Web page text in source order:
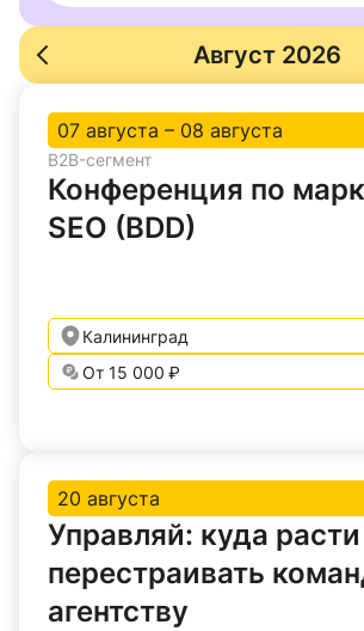
Август 2026
07 августа – 08 августа
B2B-сегмент
Конференция по
SEO (BDD)
Калининград
От 15 000 ₽
20 августа
Управляй: куда
перестраивать
агентству